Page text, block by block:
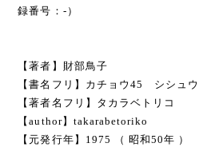
録番号：-）
【著者】財部鳥子
【書名フリ】カチョウ45 シシュウ
【著者名フリ】タカラベトリコ
【author】takarabetoriko
【元発行年】1975 （ 昭和50年 ）